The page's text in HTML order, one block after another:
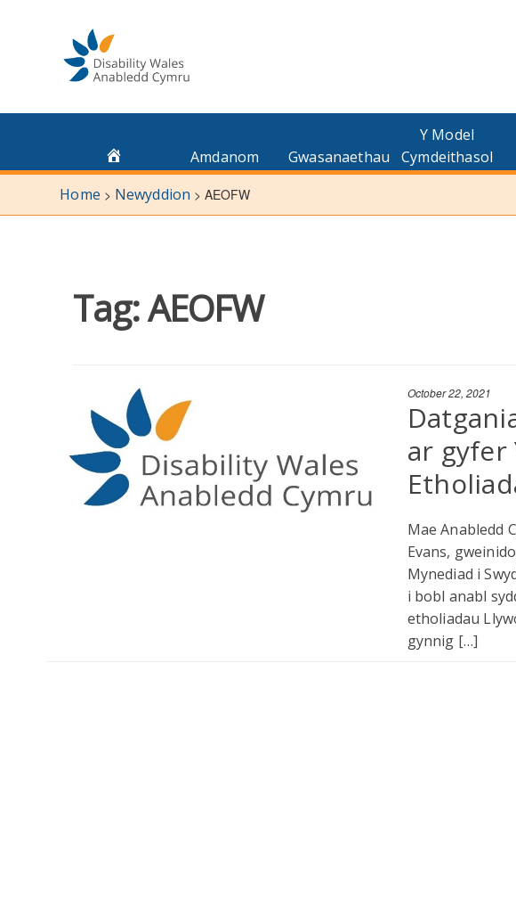
Amdanom Gwasanaethau
Y Model
Cymdeithasol
Home > Newyddion >AEOFW
Tag:AEOFW
October 22, 2021
ar gyfer
Mae Anabledd
Evans,
Mynediad i
i bobl anabl
etholiadau
gynnig […]